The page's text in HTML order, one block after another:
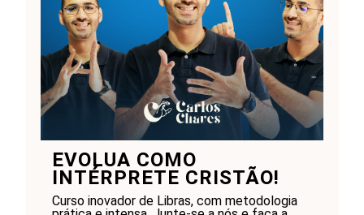
EVOLUA COMO
INTÉRPRETE CRISTÃO!
Curso inovador de Libras, com metodologia